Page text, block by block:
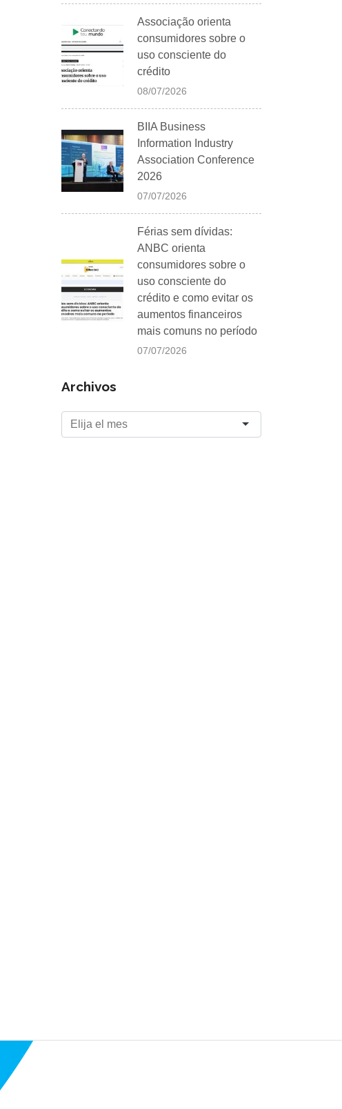
Associação orienta
consumidores sobre o
uso consciente do
crédito
08/07/2026
BIIA Business
Information Industry
Association Conference
2026
07/07/2026
Férias sem dívidas:
ANBC orienta
consumidores sobre o
uso consciente do
crédito e como evitar os
aumentos financeiros
mais comuns no período
07/07/2026
Archivos